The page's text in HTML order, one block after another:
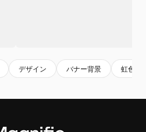
デザイン バナー背景 虹色